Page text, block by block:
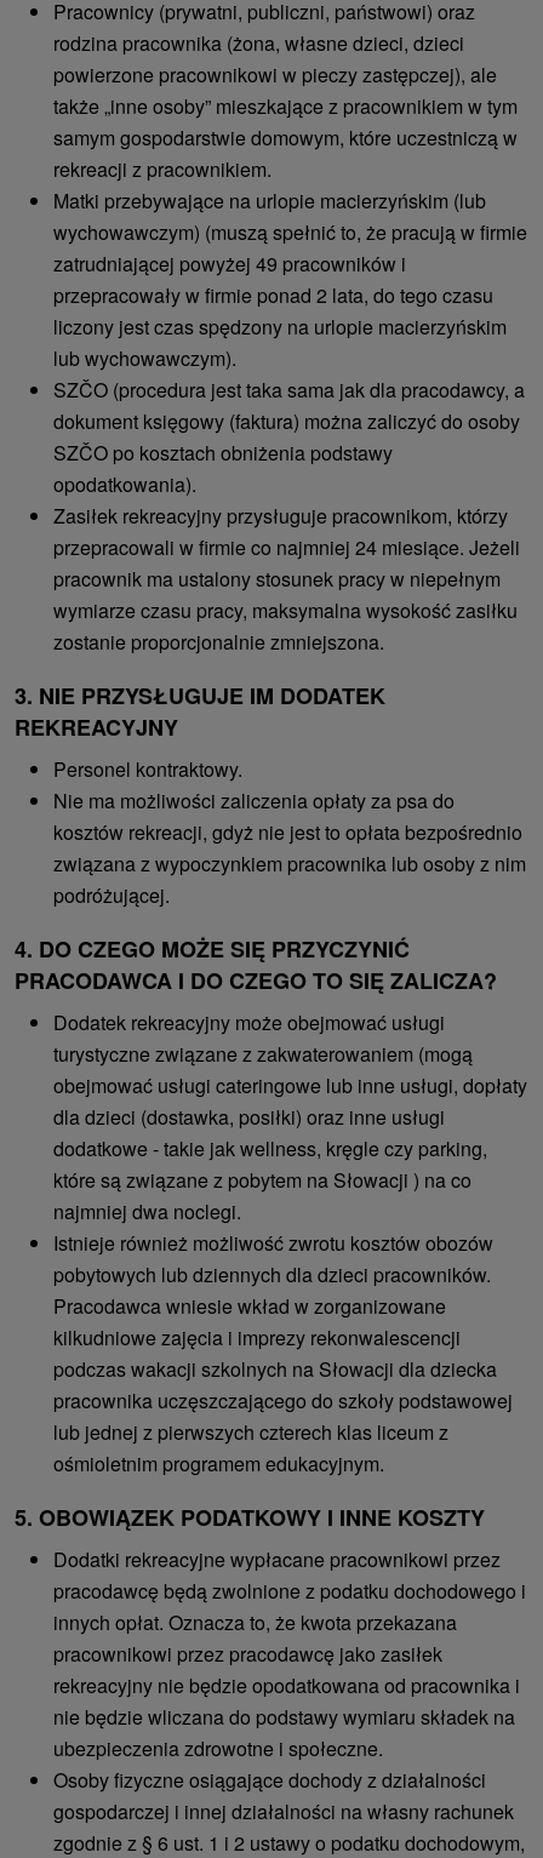
Pracownicy (prywatni, publiczni, państwowi) oraz
rodzina pracownika (żona, własne dzieci, dzieci
powierzone pracownikowi w pieczy zastępczej), ale
także „inne osoby” mieszkające z pracownikiem w tym
samym gospodarstwie domowym, które uczestniczą w
rekreacji z pracownikiem.
Matki przebywające na urlopie macierzyńskim (lub
wychowawczym) (muszą spełnić to, że pracują w firmie
zatrudniającej powyżej 49 pracowników i
przepracowały w firmie ponad 2 lata, do tego czasu
liczony jest czas spędzony na urlopie macierzyńskim
lub wychowawczym).
SZČO (procedura jest taka sama jak dla pracodawcy, a
dokument księgowy (faktura) można zaliczyć do osoby
SZČO po kosztach obniżenia podstawy
opodatkowania).
Zasiłek rekreacyjny przysługuje pracownikom, którzy
przepracowali w firmie co najmniej 24 miesiące. Jeżeli
pracownik ma ustalony stosunek pracy w niepełnym
wymiarze czasu pracy, maksymalna wysokość zasiłku
zostanie proporcjonalnie zmniejszona.
3. NIE PRZYSŁUGUJE IM DODATEK
REKREACYJNY
Personel kontraktowy.
Nie ma możliwości zaliczenia opłaty za psa do
kosztów rekreacji, gdyż nie jest to opłata bezpośrednio
związana z wypoczynkiem pracownika lub osoby z nim
podróżującej.
4. DO CZEGO MOŻE SIĘ PRZYCZYNIĆ
PRACODAWCA I DO CZEGO TO SIĘ ZALICZA?
Dodatek rekreacyjny może obejmować usługi
turystyczne związane z zakwaterowaniem (mogą
obejmować usługi cateringowe lub inne usługi, dopłaty
dla dzieci (dostawka, posiłki) oraz inne usługi
dodatkowe - takie jak wellness, kręgle czy parking,
które są związane z pobytem na Słowacji ) na co
najmniej dwa noclegi.
Istnieje również możliwość zwrotu kosztów obozów
pobytowych lub dziennych dla dzieci pracowników.
Pracodawca wniesie wkład w zorganizowane
kilkudniowe zajęcia i imprezy rekonwalescencji
podczas wakacji szkolnych na Słowacji dla dziecka
pracownika uczęszczającego do szkoły podstawowej
lub jednej z pierwszych czterech klas liceum z
ośmioletnim programem edukacyjnym.
5. OBOWIĄZEK PODATKOWY I INNE KOSZTY
Dodatki rekreacyjne wypłacane pracownikowi przez
pracodawcę będą zwolnione z podatku dochodowego i
innych opłat. Oznacza to, że kwota przekazana
pracownikowi przez pracodawcę jako zasiłek
rekreacyjny nie będzie opodatkowana od pracownika i
nie będzie wliczana do podstawy wymiaru składek na
ubezpieczenia zdrowotne i społeczne.
Osoby fizyczne osiągające dochody z działalności
gospodarczej i innej działalności na własny rachunek
zgodnie z § 6 ust. 1 i 2 ustawy o podatku dochodowym,